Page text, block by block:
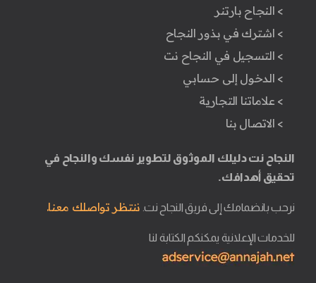
> النجاح بارتنر
> اشترك في بذور النجاح
> التسجيل في النجاح نت
> الدخول إلى حسابي
> علاماتنا التجارية
> الاتصال بنا
النجاح نت دليلك الموثوق لتطوير نفسك والنجاح في
تحقيق أهدافك.
نرحب بانضمامك إلى فريق النجاح نت. ننتظر تواصلك معنا.
للخدمات الإعلانية يمكنكم الكتابة لنا